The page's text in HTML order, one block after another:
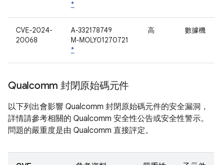
*
CVE-2024-
20068
A-332178749
M-MOLY01270721
*
高 數據機
Qualcomm 封閉原始碼元件
以下列出會影響 Qualcomm 封閉原始碼元件的安全漏洞，
詳情請參考相關的 Qualcomm 安全性公告或安全性警示。
問題的嚴重度是由 Qualcomm 直接評定。